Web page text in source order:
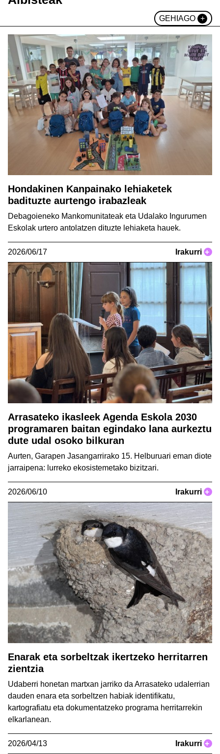
GEHIAGO +
Hondakinen Kanpainako lehiaketek
badituzte aurtengo irabazleak
Debagoieneko Mankomunitateak eta Udalako Ingurumen
Eskolak urtero antolatzen dituzte lehiaketa hauek.
2026/06/17 Irakurri +
Arrasateko ikasleek Agenda Eskola 2030
programaren baitan egindako lana aurkeztu
dute udal osoko bilkuran
Aurten, Garapen Jasangarrirako 15. Helburuari eman diote
jarraipena: lurreko ekosistemetako bizitzari.
2026/06/10 Irakurri +
Enarak eta sorbeltzak ikertzeko herritarren
zientzia
Udaberri honetan martxan jarriko da Arrasateko udalerrian
dauden enara eta sorbeltzen habiak identifikatu,
kartografiatu eta dokumentatzeko programa herritarrekin
elkarlanean.
2026/04/13 Irakurri +